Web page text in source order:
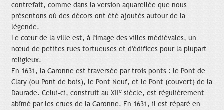
contrefait, comme dans la version aquarellée que nous
présentons où des décors ont été ajoutés autour de la
légende.
Le cœur de la ville est, à l'image des villes médiévales, un
nœud de petites rues tortueuses et d'édifices pour la plupart
religieux.
En 1631, la Garonne est traversée par trois ponts : le Pont de
Clary (ou Pont de bois), le Pont Neuf, et le Pont (couvert) de la
Daurade. Celui-ci, construit au XIIe siècle, est régulièrement
abîmé par les crues de la Garonne. En 1631, il est réparé en